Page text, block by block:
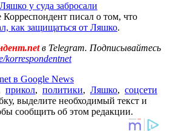
Ляшко у суда забросали
Корреспондент писал о том, что
как защищаться от Ляшко.
в Telegram. Подписывайтесь
korrespondentnet
в Google News
прикол, политики, Ляшко, соцсети
выделите необходимый текст и
сообщить об этом редакции.